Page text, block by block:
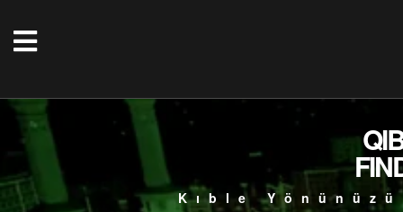
Kıble